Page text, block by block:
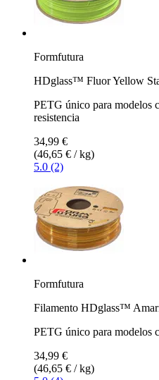
Formfutura
HDglass™ Fluor Yellow
PETG único para modelos
resistencia
34,99 €
(46,65 € / kg)
5.0 (2)
Formfutura
Filamento HDglass™
PETG único para modelos
34,99 €
(46,65 € / kg)